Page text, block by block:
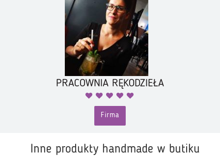
PRACOWNIA RĘKODZIEŁA
Firma
Inne produkty handmade w butiku